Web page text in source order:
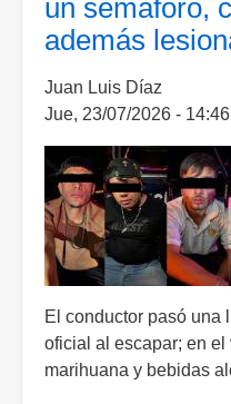
un semáforo,
además
Juan Luis Díaz
Jue, 23/07/2026 - 14:46
El conductor pasó una
oficial al escapar; en
marihuana y bebidas